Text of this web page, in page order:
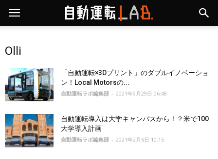
Olli
「自動運転×3Dプリント」のダブルイノベーショ
ン！Local Motorsの...
自動運転ラボ編集部 - 2021年9月29日 06:48
自動運転導入は大学キャンパスから！？米で100
大学導入計画
自動運転ラボ編集部 - 2021年2月6日 10:15